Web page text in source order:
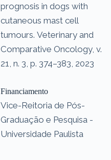
prognosis in dogs with
cutaneous mast cell
tumours. Veterinary and
Comparative Oncology, v.
21, n. 3, p. 374–383, 2023
Financiamento
Vice-Reitoria de Pós-
Graduação e Pesquisa -
Universidade Paulista